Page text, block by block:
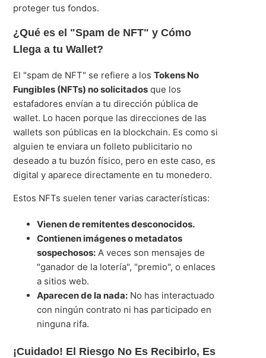
proteger tus fondos.
¿Qué es el "Spam de NFT" y Cómo
Llega a tu Wallet?
El "spam de NFT" se refiere a losTokens No
Fungibles (NFTs) no solicitados que los
estafadores envían a tu dirección pública de
wallet. Lo hacen porque las direcciones de las
wallets son públicas en la blockchain. Es como si
alguien te enviara un folleto publicitario no
deseado a tu buzón físico, pero en este caso, es
digital y aparece directamente en tu monedero.
Estos NFTs suelen tener varias características:
Vienen de remitentes desconocidos.
Contienen imágenes o metadatos
sospechosos: A veces son mensajes de
"ganador de la lotería", "premio", o enlaces
a sitios web.
Aparecen de la nada: No has interactuado
con ningún contrato ni has participado en
ninguna rifa.
¡Cuidado! El Riesgo No Es Recibirlo, Es